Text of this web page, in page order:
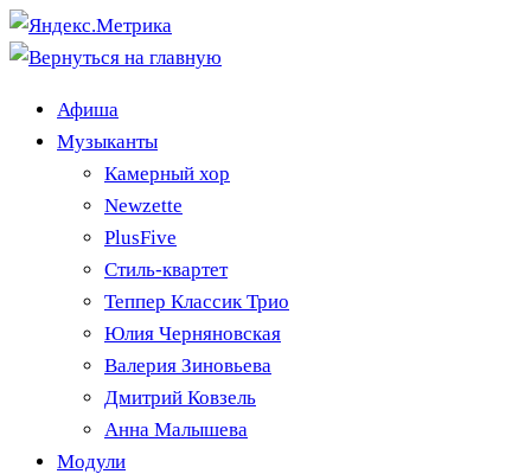
Афиша
Музыканты
Камерный хор
Newzette
PlusFive
Стиль-квартет
Теппер Классик Трио
Юлия Черняновская
Валерия Зиновьева
Дмитрий Ковзель
Анна Малышева
Модули